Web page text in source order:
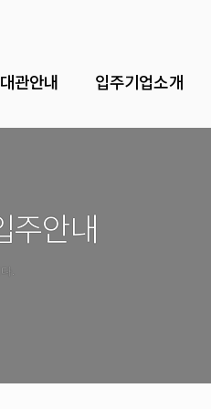
관안내 입주기업소개
주안내
.